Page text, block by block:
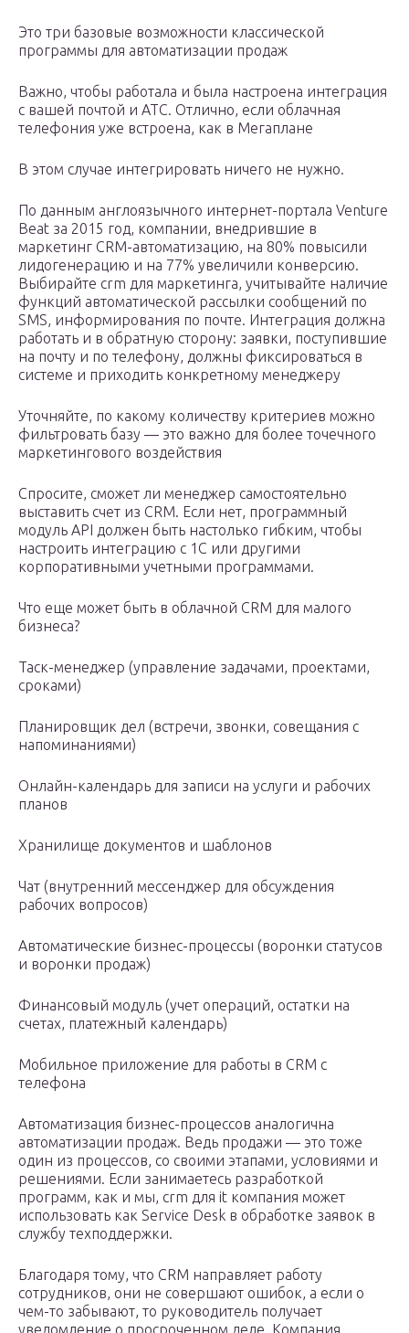
Это три базовые возможности классической
программы для автоматизации продаж
Важно, чтобы работала и была настроена интеграция
с вашей почтой и АТС. Отлично, если облачная
телефония уже встроена, как в Мегаплане
В этом случае интегрировать ничего не нужно.
По данным англоязычного интернет-портала Venture
Beat за 2015 год, компании, внедрившие в
маркетинг CRM-автоматизацию, на 80% повысили
лидогенерацию и на 77% увеличили конверсию.
Выбирайте crm для маркетинга, учитывайте наличие
функций автоматической рассылки сообщений по
SMS, информирования по почте. Интеграция должна
работать и в обратную сторону: заявки, поступившие
на почту и по телефону, должны фиксироваться в
системе и приходить конкретному менеджеру
Уточняйте, по какому количеству критериев можно
фильтровать базу — это важно для более точечного
маркетингового воздействия
Спросите, сможет ли менеджер самостоятельно
выставить счет из CRM. Если нет, программный
модуль API должен быть настолько гибким, чтобы
настроить интеграцию с 1С или другими
корпоративными учетными программами.
Что еще может быть в облачной CRM для малого
бизнеса?
Таск-менеджер (управление задачами, проектами,
сроками)
Планировщик дел (встречи, звонки, совещания с
напоминаниями)
Онлайн-календарь для записи на услуги и рабочих
планов
Хранилище документов и шаблонов
Чат (внутренний мессенджер для обсуждения
рабочих вопросов)
Автоматические бизнес-процессы (воронки статусов
и воронки продаж)
Финансовый модуль (учет операций, остатки на
счетах, платежный календарь)
Мобильное приложение для работы в CRM с
телефона
Автоматизация бизнес-процессов аналогична
автоматизации продаж. Ведь продажи — это тоже
один из процессов, со своими этапами, условиями и
решениями. Если занимаетесь разработкой
программ, как и мы, crm для it компания может
использовать как Service Desk в обработке заявок в
службу техподдержки.
Благодаря тому, что CRM направляет работу
сотрудников, они не совершают ошибок, а если о
чем-то забывают, то руководитель получает
уведомление о просроченном деле. Компания